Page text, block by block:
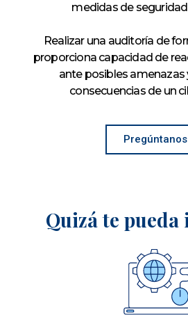
medidas de
Realizar una auditoría de
proporciona capacidad de
ante posibles amenazas
consecuencias de un
Pregúntanos
Quizá te